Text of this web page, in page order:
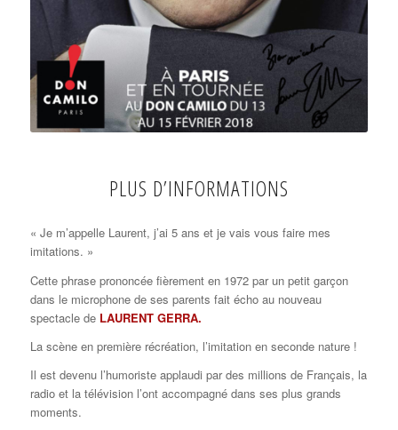
PLUS D’INFORMATIONS
« Je m’appelle Laurent, j’ai 5 ans et je vais vous faire mes
imitations. »
Cette phrase prononcée fièrement en 1972 par un petit garçon
dans le microphone de ses parents fait écho au nouveau
spectacle deLAURENT GERRA.
La scène en première récréation, l’imitation en seconde nature !
Il est devenu l’humoriste applaudi par des millions de Français, la
radio et la télévision l’ont accompagné dans ses plus grands
moments.